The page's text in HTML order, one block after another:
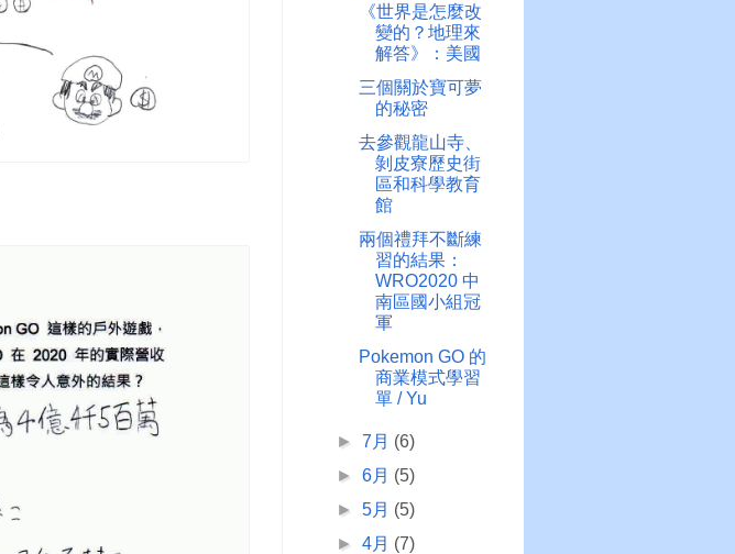
《世界是怎麼改
變的？地理來
解答》：美國
三個關於寶可夢
的秘密
去參觀龍山寺、
剝皮寮歷史街
區和科學教育
館
兩個禮拜不斷練
習的結果：
WRO2020 中
南區國小組冠
軍
Pokemon GO 的
商業模式學習
單 / Yu
►7月 (6)
►6月 (5)
►5月 (5)
►4月 (7)